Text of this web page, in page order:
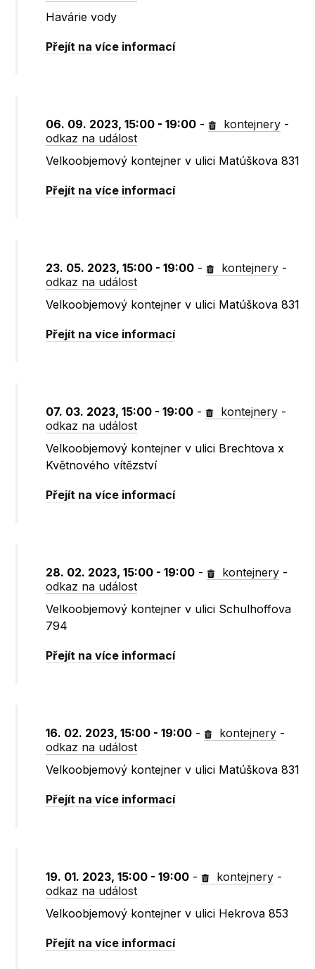
Havárie vody
Přejít na více informací
06. 09. 2023, 15:00 - 19:00 - kontejnery -
odkaz na událost
Velkoobjemový kontejner v ulici Matúškova 831
Přejít na více informací
23. 05. 2023, 15:00 - 19:00 - kontejnery -
odkaz na událost
Velkoobjemový kontejner v ulici Matúškova 831
Přejít na více informací
07. 03. 2023, 15:00 - 19:00 - kontejnery -
odkaz na událost
Velkoobjemový kontejner v ulici Brechtova x
Květnového vítězství
Přejít na více informací
28. 02. 2023, 15:00 - 19:00 - kontejnery -
odkaz na událost
Velkoobjemový kontejner v ulici Schulhoffova
794
Přejít na více informací
16. 02. 2023, 15:00 - 19:00 - kontejnery -
odkaz na událost
Velkoobjemový kontejner v ulici Matúškova 831
Přejít na více informací
19. 01. 2023, 15:00 - 19:00 - kontejnery -
odkaz na událost
Velkoobjemový kontejner v ulici Hekrova 853
Přejít na více informací